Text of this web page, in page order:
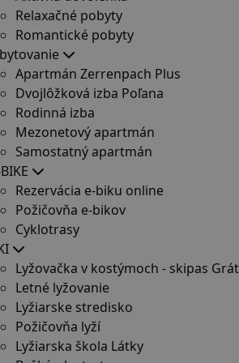
Relaxačné pobyty
Romantické pobyty
Apartmán Zerrenpach Plus
Dvojlôžková izba Poľana
Rodinná izba
Mezonetový apartmán
Samostatný apartmán
Rezervácia e-biku online
Požičovňa e-bikov
Cyklotrasy
Lyžovačka v kostýmoch - skipas
Letné lyžovanie
Lyžiarske stredisko
Požičovňa lyží
Lyžiarska škola Látky